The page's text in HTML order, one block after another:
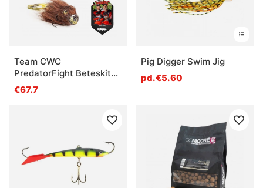
Team CWC
PredatorFight Beteskit
Gädda
€67.7
Pig Digger Swim Jig
pd.€5.60